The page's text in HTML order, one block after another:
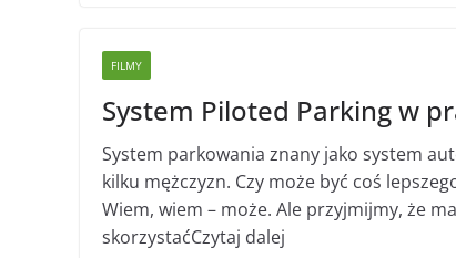
FILMY
System Piloted Parking w
System parkowania znany jako system
kilku mężczyzn. Czy może być coś
Wiem, wiem – może. Ale przyjmijmy, że
skorzystaćCzytaj dalej